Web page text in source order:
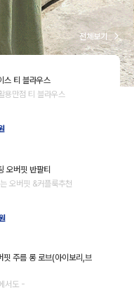
전체보기
티 블라우스
용만점 티 블라우스
버핏 반팔티
오버핏 &커플룩추천
주름 롱 로브(아이보리,브
서도 -